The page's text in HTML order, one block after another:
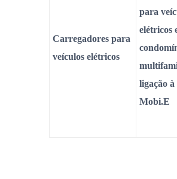
Carregadores para
veículos elétricos
para
elétricos
ligação à
Mobi.E